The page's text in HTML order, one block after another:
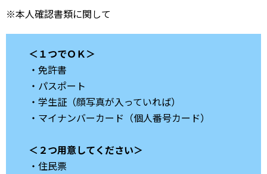
※本人確認書類に関して
＜１つでＯＫ＞
・免許書
・パスポート
・学生証（顔写真が入っていれば）
・マイナンバーカード（個人番号カード）
＜２つ用意してください＞
・住民票